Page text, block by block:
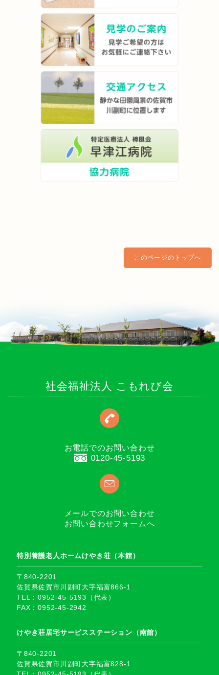
このページのトップへ
社会福祉法人 こもれび会
お電話でのお問い合わせ
0120-45-5193
メールでのお問い合わせ
お問い合わせフォームへ
特別養護老人ホームけやき荘（本館）
〒840-2201
佐賀県佐賀市川副町大字福富866-1
TEL：0952-45-5193（代表）
FAX：0952-45-2942
けやき荘居宅サービスステーション（南館）
〒840-2201
佐賀県佐賀市川副町大字福富828-1